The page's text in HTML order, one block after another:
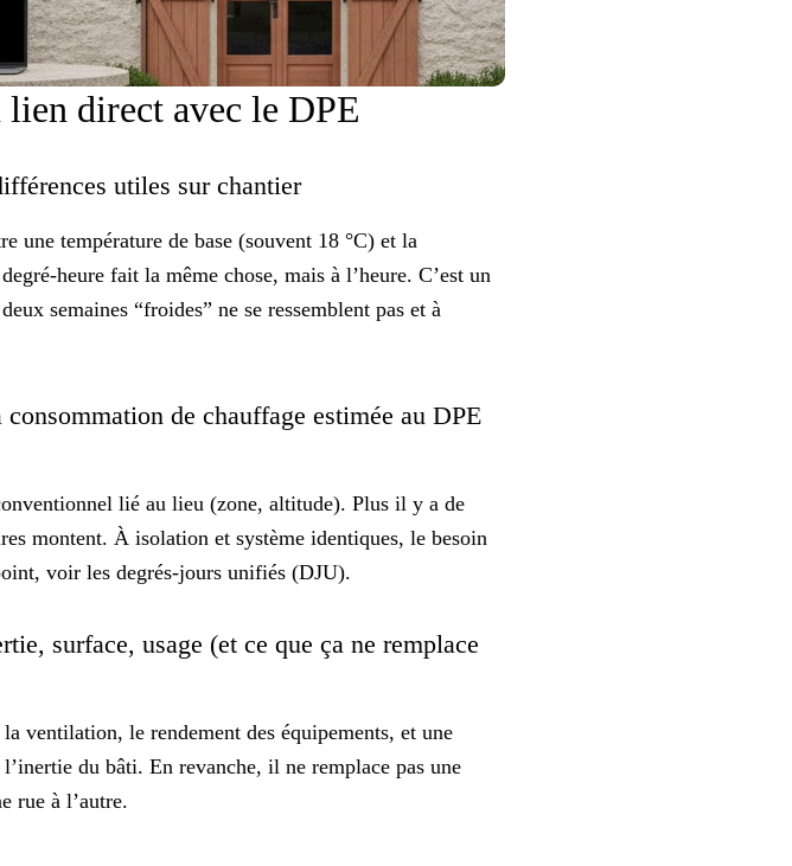
lien direct avec le DPE
utiles sur chantier
une température de base (souvent 18 °C) et la
heure fait la même chose, mais à l’heure. C’est un
semaines “froides” ne se ressemblent pas et à
de chauffage estimée au DPE
lié au lieu (zone, altitude). Plus il y a de
montent. À isolation et système identiques, le besoin
voir les degrés-jours unifiés (DJU).
surface, usage (et ce que ça ne remplace
ventilation, le rendement des équipements, et une
du bâti. En revanche, il ne remplace pas une
rue à l’autre.